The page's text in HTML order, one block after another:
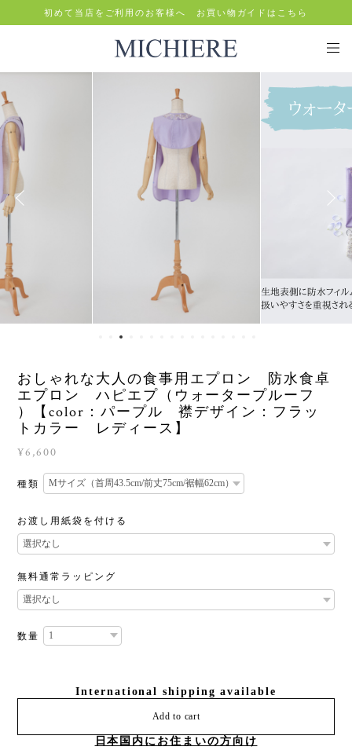
初めて当店をご利用のお客様へ お買い物ガイドはこちら
おしゃれな大人の食事用エプロン 防水食卓
エプロン ハピエプ（ウォータープルーフ
）【color：パープル 襟デザイン：フラッ
トカラー レディース】
¥6,600
種類
お渡し用紙袋を付ける
無料通常ラッピング
数量
International shipping available
Add to cart
日本国内にお住まいの方向け